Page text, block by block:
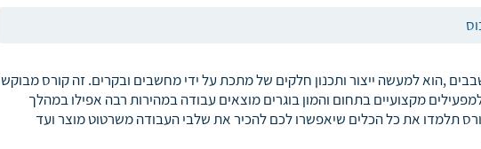
,הוא למעשה ייצור ותכנון חלקים של מתכת על ידי מחשבים ובקרים. זה קורס מבוקש
מקצועיים בתחום והמון בוגרים מוצאים עבודה במהירות רבה אפילו במהלך
תלמדו את כל הכלים שיאפשרו לכם להכיר את שלבי העבודה משרטוט מוצר ועד